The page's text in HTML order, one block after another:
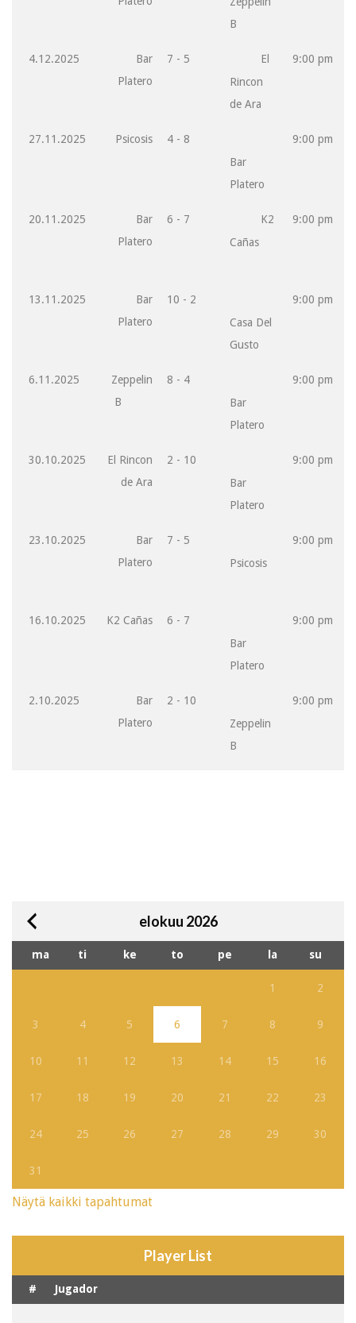
B
4.12.2025
Bar
Platero
7 - 5
El
Rincon
de Ara
9:00 pm
27.11.2025 Psicosis
4 - 8
Bar
Platero
9:00 pm
20.11.2025
Bar
Platero
6 - 7
K2
Cañas
9:00 pm
13.11.2025
Bar
Platero
10 - 2
Casa Del
Gusto
9:00 pm
6.11.2025
Zeppelin
B
8 - 4
Bar
Platero
9:00 pm
30.10.2025
El Rincon
de Ara
2 - 10
Bar
Platero
9:00 pm
23.10.2025
Bar
Platero
7 - 5
Psicosis
9:00 pm
16.10.2025 K2 Cañas
6 - 7
Bar
Platero
9:00 pm
2.10.2025
Bar
Platero
2 - 10
Zeppelin
B
9:00 pm
elokuu 2026
ma ti ke to pe la su
1 2
3 4 5 6 7 8 9
10 11 12 13 14 15 16
17 18 19 20 21 22 23
24 25 26 27 28 29 30
31
Näytä kaikki tapahtumat
Player List
# Jugador